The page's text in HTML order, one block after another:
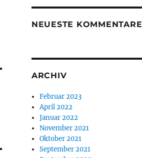
NEUESTE KOMMENTARE
ARCHIV
Februar 2023
April 2022
Januar 2022
November 2021
Oktober 2021
September 2021